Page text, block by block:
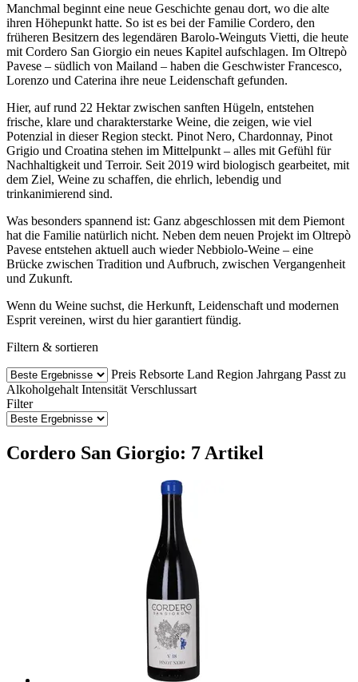
Manchmal beginnt eine neue Geschichte genau dort, wo die alte
ihren Höhepunkt hatte. So ist es bei der Familie Cordero, den
früheren Besitzern des legendären Barolo-Weinguts Vietti, die heute
mit Cordero San Giorgio ein neues Kapitel aufschlagen. Im Oltrepò
Pavese – südlich von Mailand – haben die Geschwister Francesco,
Lorenzo und Caterina ihre neue Leidenschaft gefunden.
Hier, auf rund 22 Hektar zwischen sanften Hügeln, entstehen
frische, klare und charakterstarke Weine, die zeigen, wie viel
Potenzial in dieser Region steckt. Pinot Nero, Chardonnay, Pinot
Grigio und Croatina stehen im Mittelpunkt – alles mit Gefühl für
Nachhaltigkeit und Terroir. Seit 2019 wird biologisch gearbeitet, mit
dem Ziel, Weine zu schaffen, die ehrlich, lebendig und
trinkanimierend sind.
Was besonders spannend ist: Ganz abgeschlossen mit dem Piemont
hat die Familie natürlich nicht. Neben dem neuen Projekt im Oltrepò
Pavese entstehen aktuell auch wieder Nebbiolo-Weine – eine
Brücke zwischen Tradition und Aufbruch, zwischen Vergangenheit
und Zukunft.
Wenn du Weine suchst, die Herkunft, Leidenschaft und modernen
Esprit vereinen, wirst du hier garantiert fündig.
Filtern & sortieren
Preis Rebsorte Land Region Jahrgang Passt zu
Alkoholgehalt Intensität Verschlussart
Filter
Cordero San Giorgio: 7 Artikel